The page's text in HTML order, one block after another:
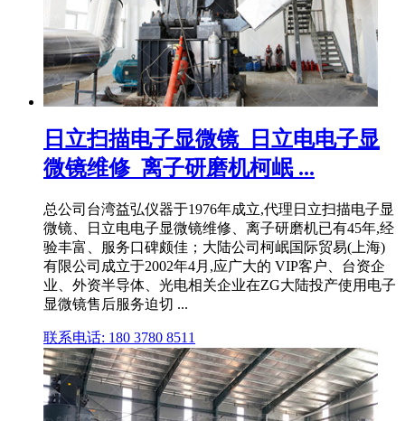
日立扫描电子显微镜_日立电电子显
微镜维修_离子研磨机柯岷 ...
总公司台湾益弘仪器于1976年成立,代理日立扫描电子显
微镜、日立电电子显微镜维修、离子研磨机已有45年,经
验丰富、服务口碑颇佳；大陆公司柯岷国际贸易(上海)
有限公司成立于2002年4月,应广大的 VIP客户、台资企
业、外资半导体、光电相关企业在ZG大陆投产使用电子
显微镜售后服务迫切 ...
联系电话: 180 3780 8511